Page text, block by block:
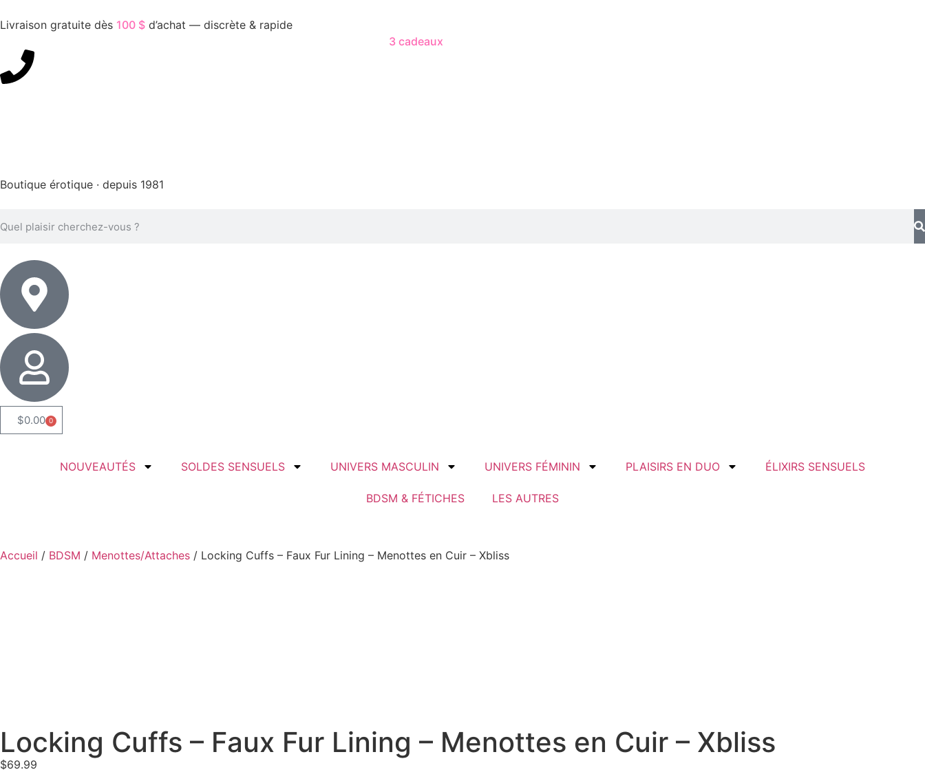
Livraison gratuite dès 100 $ d’achat — discrète & rapide
3 cadeaux
Boutique érotique · depuis 1981
$0.00 0
NOUVEAUTÉS SOLDES SENSUELS UNIVERS MASCULIN UNIVERS FÉMININ PLAISIRS EN DUO ÉLIXIRS SENSUELS
BDSM & FÉTICHES LES AUTRES
Accueil / BDSM / Menottes/Attaches / Locking Cuffs – Faux Fur Lining – Menottes en Cuir – Xbliss
Locking Cuffs – Faux Fur Lining – Menottes en Cuir – Xbliss
$69.99